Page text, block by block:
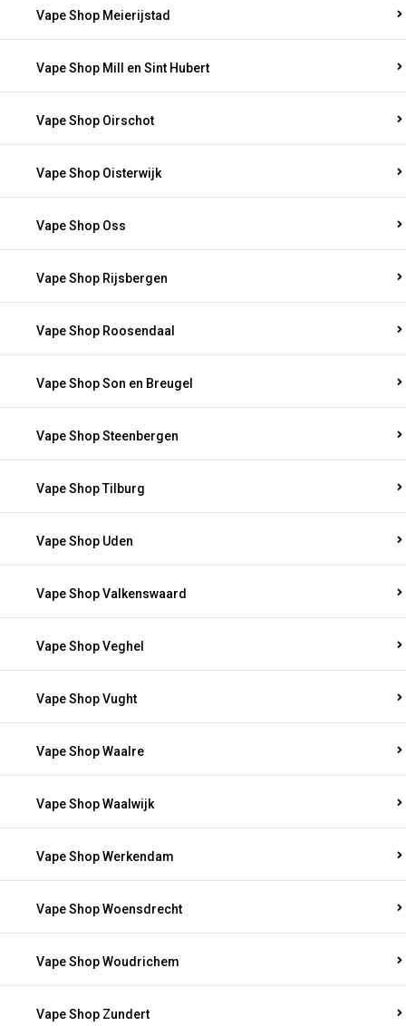
Vape Shop Meierijstad
Vape Shop Mill en Sint Hubert
Vape Shop Oirschot
Vape Shop Oisterwijk
Vape Shop Oss
Vape Shop Rijsbergen
Vape Shop Roosendaal
Vape Shop Son en Breugel
Vape Shop Steenbergen
Vape Shop Tilburg
Vape Shop Uden
Vape Shop Valkenswaard
Vape Shop Veghel
Vape Shop Vught
Vape Shop Waalre
Vape Shop Waalwijk
Vape Shop Werkendam
Vape Shop Woensdrecht
Vape Shop Woudrichem
Vape Shop Zundert